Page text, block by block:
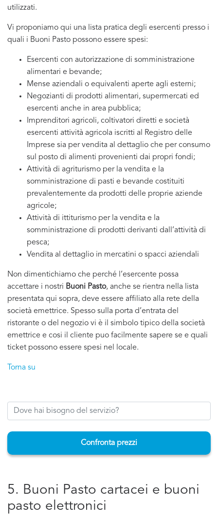
utilizzati.
Vi proponiamo qui una lista pratica degli esercenti presso i
quali i Buoni Pasto possono essere spesi:
Esercenti con autorizzazione di somministrazione
alimentari e bevande;
Mense aziendali o equivalenti aperte agli esterni;
Negozianti di prodotti alimentari, supermercati ed
esercenti anche in area pubblica;
Imprenditori agricoli, coltivatori diretti e società
esercenti attività agricola iscritti al Registro delle
Imprese sia per vendita al dettaglio che per consumo
sul posto di alimenti provenienti dai propri fondi;
Attività di agriturismo per la vendita e la
somministrazione di pasti e bevande costituiti
prevalentemente da prodotti delle proprie aziende
agricole;
Attività di ittiturismo per la vendita e la
somministrazione di prodotti derivanti dall’attività di
pesca;
Vendita al dettaglio in mercatini o spacci aziendali
Non dimentichiamo che perché l’esercente possa
accettare i nostri Buoni Pasto, anche se rientra nella lista
presentata qui sopra, deve essere affiliato alla rete della
società emettrice. Spesso sulla porta d’entrata del
ristorante o del negozio vi è il simbolo tipico della società
emettrice e cosi il cliente puo facilmente sapere se e quali
ticket possono essere spesi nel locale.
Torna su
Confronta prezzi
5. Buoni Pasto cartacei e buoni
pasto elettronici